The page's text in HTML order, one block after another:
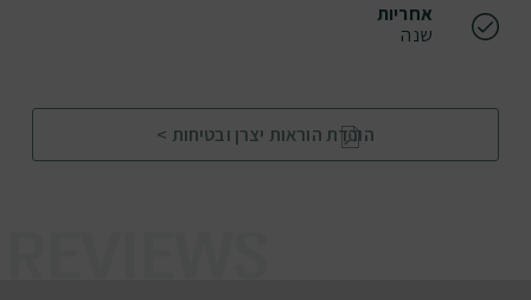
אחריות
שנה
הורדת הוראות יצרן ובטיחות >